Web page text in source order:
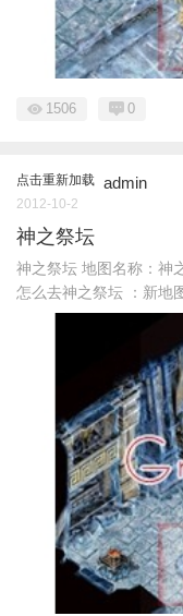
1506 0
点击重新加载 admin
2012-10-2
神之祭坛
神之祭坛 地图名称：神
怎么去神之祭坛 ：新地